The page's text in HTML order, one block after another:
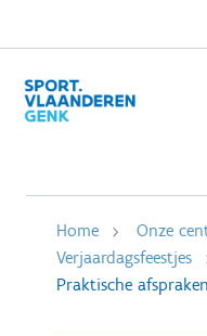
Home Onze
Verjaardagsfeestjes
Praktische afspraken